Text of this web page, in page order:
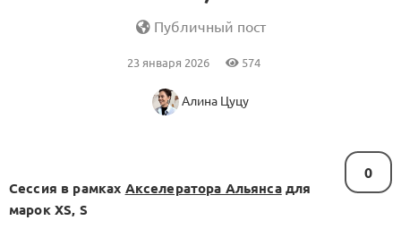
Публичный пост
23 января 2026 574
Алина Цуцу
0
Сессия в рамках Акселератора Альянсадля
марок XS, S